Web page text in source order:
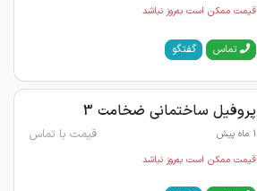
قیمت ممکن است به‌روز نباشد
تماس گفتگو
پروفیل ساختمانی ضخامت 3
1 ماه پیش قیمت با تماس
قیمت ممکن است به‌روز نباشد